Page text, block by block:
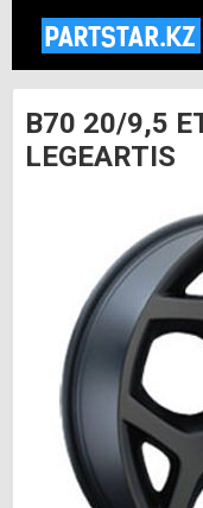
B70 20/9,5
LEGEARTIS